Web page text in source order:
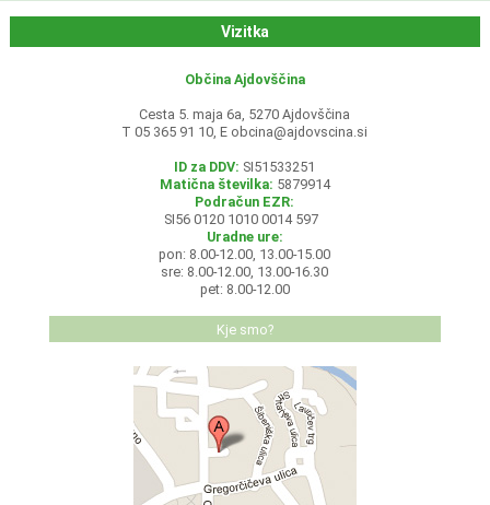
Vizitka
Občina Ajdovščina
Cesta 5. maja 6a, 5270 Ajdovščina
T 05 365 91 10, E obcina@ajdovscina.si
ID za DDV: SI51533251
Matična številka: 5879914
Podračun EZR:
SI56 0120 1010 0014 597
Uradne ure:
pon: 8.00-12.00, 13.00-15.00
sre: 8.00-12.00, 13.00-16.30
pet: 8.00-12.00
Kje smo?